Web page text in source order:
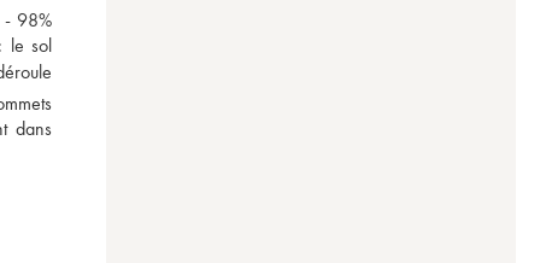
- 98%
le sol
dans